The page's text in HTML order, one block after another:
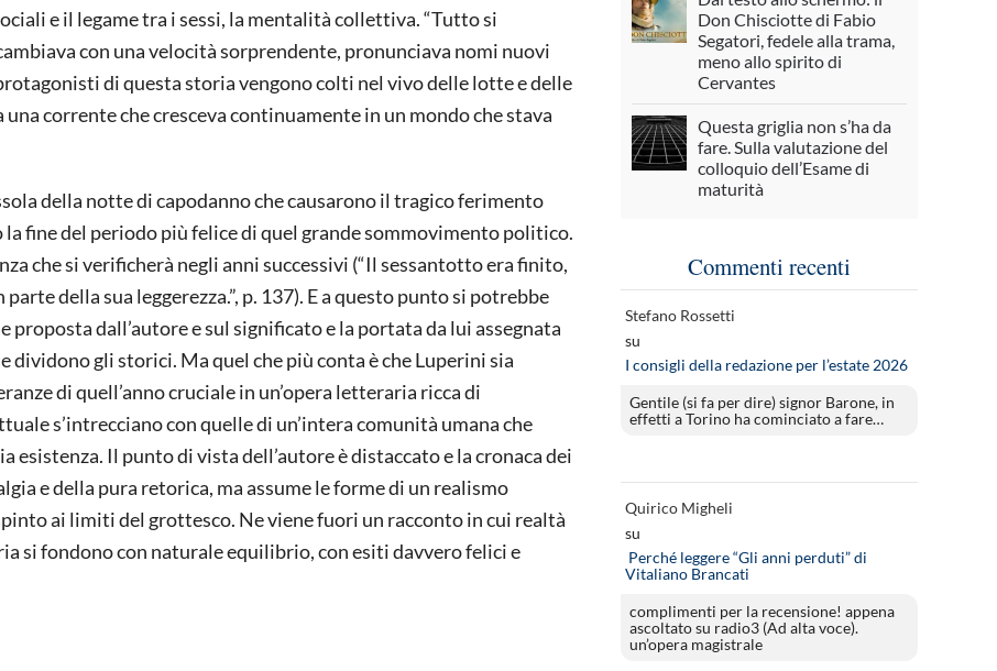
e il legame tra i sessi, la mentalità collettiva. “Tutto si
con una velocità sorprendente, pronunciava nomi nuovi
di questa storia vengono colti nel vivo delle lotte e delle
corrente che cresceva continuamente in un mondo che stava
della notte di capodanno che causarono il tragico ferimento
fine del periodo più felice di quel grande sommovimento politico.
che si verificherà negli anni successivi (“Il sessantotto era finito,
della sua leggerezza.”, p. 137). E a questo punto si potrebbe
dall’autore e sul significato e la portata da lui assegnata
dividono gli storici. Ma quel che più conta è che Luperini sia
di quell’anno cruciale in un’opera letteraria ricca di
s’intrecciano con quelle di un’intera comunità umana che
esistenza. Il punto di vista dell’autore è distaccato e la cronaca dei
e della pura retorica, ma assume le forme di un realismo
ai limiti del grottesco. Ne viene fuori un racconto in cui realtà
si fondono con naturale equilibrio, con esiti davvero felici e
Don Chisciotte di Fabio
Segatori, fedele alla trama,
meno allo spirito di
Cervantes
Questa griglia non s’ha da
fare. Sulla valutazione del
colloquio dell’Esame di
maturità
Commenti recenti
Stefano Rossetti
su
I consigli della redazione per l’estate 2026
Gentile (si fa per dire) signor Barone, in
effetti a Torino ha cominciato a fare…
Quirico Migheli
su
Perché leggere “Gli anni perduti” di
Vitaliano Brancati
complimenti per la recensione! appena
ascoltato su radio3 (Ad alta voce).
un’opera magistrale